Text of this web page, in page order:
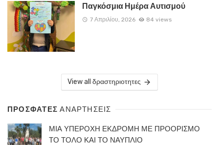
Παγκόσμια Ημέρα Αυτισμού
7 Απριλίου, 2026 84 views
View all δραστηριοτητες
ΠΡΟΣΦΑΤΕΣΑΝΑΡΤΗΣΕΙΣ
ΜΙΑ ΥΠΕΡΟΧΗ ΕΚΔΡΟΜΗ ΜΕ ΠΡΟΟΡΙΣΜΟ
ΤΟ ΤΟΛΟ ΚΑΙ ΤΟ ΝΑΥΠΛΙΟ